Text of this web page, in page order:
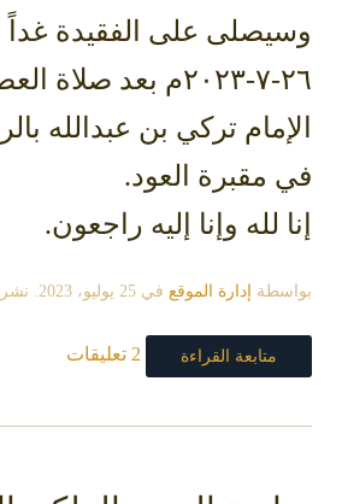
‏وسيصلى على الفقيدة غداً
٢٦-٧-٢٠٢٣م بعد صلاة
الإمام تركي بن عبدالله
في مقبرة العود.
‏إنا لله وإنا إليه راجعون.
بواسطة إدارة الموقع في 25 يوليو، 2023 .
متابعة القراءة 2 تعليقات